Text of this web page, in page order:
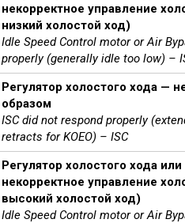
некорректное управление
низкий холостой ход)
Idle Speed Control motor or Air
properly (generally idle too low) –
Регулятор холостого хода —
образом
ISC did not respond properly
retracts for KOEO) – ISC
Регулятор холостого хода
некорректное управление
высокий холостой ход)
Idle Speed Control motor or Air